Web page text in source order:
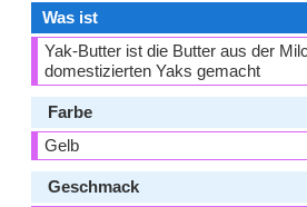
Was ist
Yak-Butter ist die Butter aus der
domestizierten Yaks gemacht
Farbe
Gelb
Geschmack